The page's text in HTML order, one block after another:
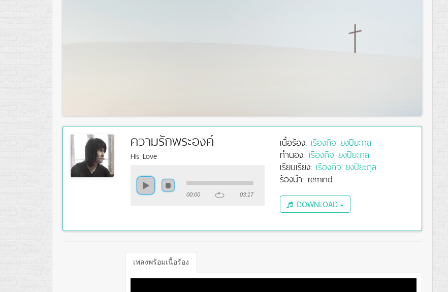
ความรักพระองค์
His Love
00:00 03:17
เนื้อร้อง: เรืองกิจ ยงปิยะกุล
ทำนอง: เรืองกิจ ยงปิยะกุล
เรียบเรียง: เรืองกิจ ยงปิยะกุล
ร้องนำ: remind
DOWNLOAD
เพลงพร้อมเนื้อร้อง